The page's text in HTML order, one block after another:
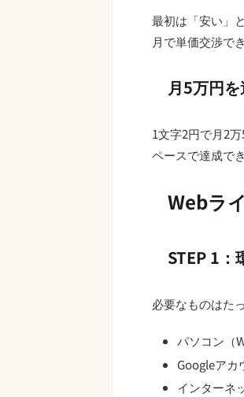
最初は「安い」
月で単価交渉で
月5万円
1文字2円で月2
ペースで達成で
Webラ
STEP 1：
必要なものはた
パソコン（
Googleアカ
インターネ